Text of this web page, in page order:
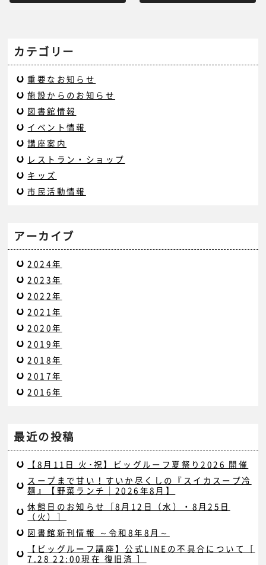
カテゴリー
重要なお知らせ
施設からのお知らせ
図書館情報
イベント情報
講座案内
レストラン・ショップ
キッズ
市民活動情報
アーカイブ
2024年
2023年
2022年
2021年
2020年
2019年
2018年
2017年
2016年
最近の投稿
【8月11日 火･祝】ビッグルーフ夏祭り2026 開催
スープまで甘い！すいか尽くしの『スイカスープ冷
麺』【野菜ランチ｜2026年8月】
休館日のお知らせ［8月12日（水）・8月25日
（火）］
図書館新刊情報 ～令和8年8月～
【ビッグルーフ講座】公式LINEの不具合について［
7.28 22:00現在 復旧済 ］